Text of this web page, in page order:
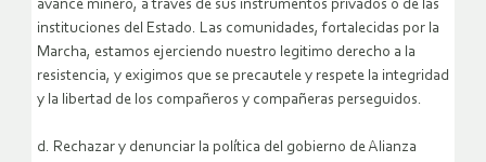
avance minero, a través de sus instrumentos privados o de las
instituciones del Estado. Las comunidades, fortalecidas por la
Marcha, estamos ejerciendo nuestro legitimo derecho a la
resistencia, y exigimos que se precautele y respete la integridad
y la libertad de los compañeros y compañeras perseguidos.
d. Rechazar y denunciar la política del gobierno de Alianza